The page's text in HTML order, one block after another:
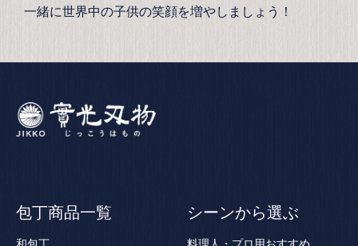
一緒に世界中の子供の笑顔を増やしましょう！
包丁商品一覧
和包丁
シーンから選ぶ
料理人・プロ用おすすめ